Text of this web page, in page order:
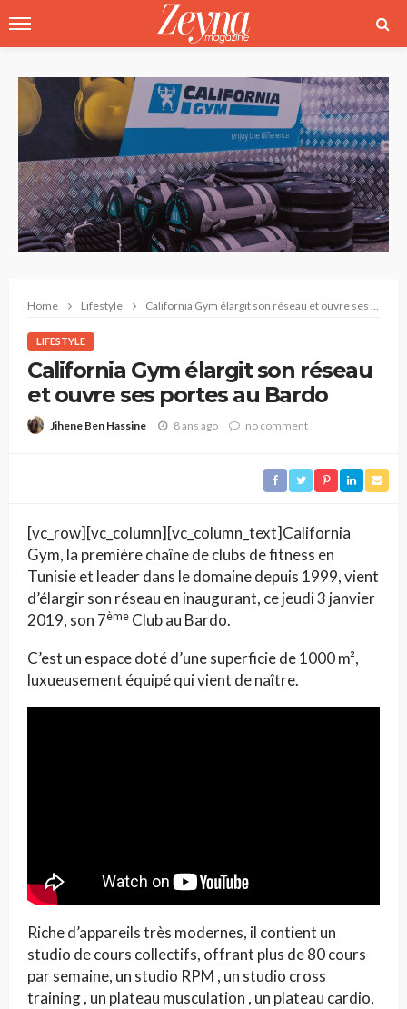
Home Lifestyle California Gym élargit son réseau et ouvre ses portes au Bardo
LIFESTYLE
California Gym élargit son réseau
et ouvre ses portes au Bardo
Jihene Ben Hassine 8 ans ago no comment
[vc_row][vc_column][vc_column_text]California
Gym, la première chaîne de clubs de fitness en
Tunisie et leader dans le domaine depuis 1999, vient
d’élargir son réseau en inaugurant, ce jeudi 3 janvier
2019, son 7ème Club au Bardo.
C’est un espace doté d’une superficie de 1000 m²,
luxueusement équipé qui vient de naître.
Riche d’appareils très modernes, il contient un
studio de cours collectifs, offrant plus de 80 cours
par semaine, un studio RPM , un studio cross
training , un plateau musculation , un plateau cardio,